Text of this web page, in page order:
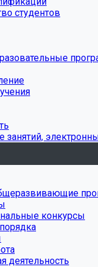
студентов
занятий,
конкурсы
деятельность